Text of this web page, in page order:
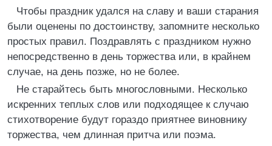
Чтобы праздник удался на славу и ваши старания
были оценены по достоинству, запомните несколько
простых правил. Поздравлять с праздником нужно
непосредственно в день торжества или, в крайнем
случае, на день позже, но не более.
Не старайтесь быть многословными. Несколько
искренних теплых слов или подходящее к случаю
стихотворение будут гораздо приятнее виновнику
торжества, чем длинная притча или поэма.